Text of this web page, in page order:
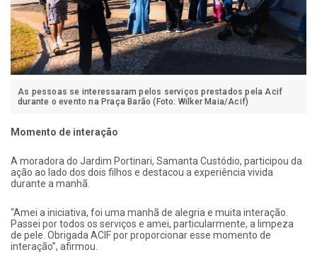
As pessoas se interessaram pelos serviços prestados pela Acif
durante o evento na Praça Barão (Foto: Wilker Maia/Acif)
Momento de interação
A moradora do Jardim Portinari, Samanta Custódio, participou da
ação ao lado dos dois filhos e destacou a experiência vivida
durante a manhã.
“Amei a iniciativa, foi uma manhã de alegria e muita interação.
Passei por todos os serviços e amei, particularmente, a limpeza
de pele. Obrigada ACIF por proporcionar esse momento de
interação”, afirmou.